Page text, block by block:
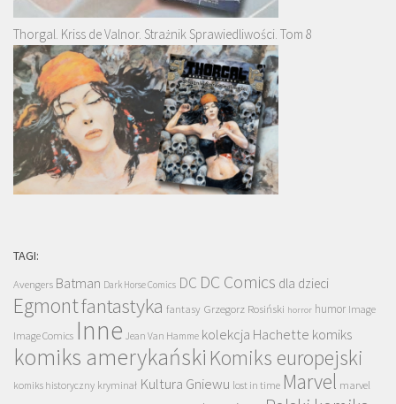
Thorgal. Kriss de Valnor. Strażnik Sprawiedliwości. Tom 8
TAGI:
Avengers Batman Dark Horse Comics DC DC Comics dla dzieci
Egmontfantastyka fantasy Grzegorz Rosiński horror humor Image
Image Comics Inne Jean Van Hamme kolekcja Hachette komiks
komiks amerykański Komiks europejski
komiks historyczny kryminał Kultura Gniewu lost in time Marvel marvel